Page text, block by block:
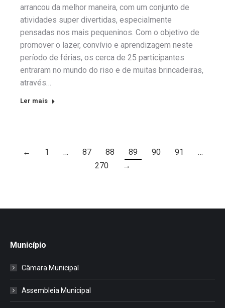
arrancou da melhor maneira, com um conjunto de
atividades super divertidas, especialmente
pensadas nos mais pequeninos. Com o objetivo de
promover o lazer, convívio e aprendizagem neste
período de férias, os cerca de 25 participantes
entraram no mundo do riso e de muitas brincadeiras,
através…
Ler mais
← 1 … 87 88 89 90 91
…
270
→
Município
Câmara Municipal
Assembleia Municipal